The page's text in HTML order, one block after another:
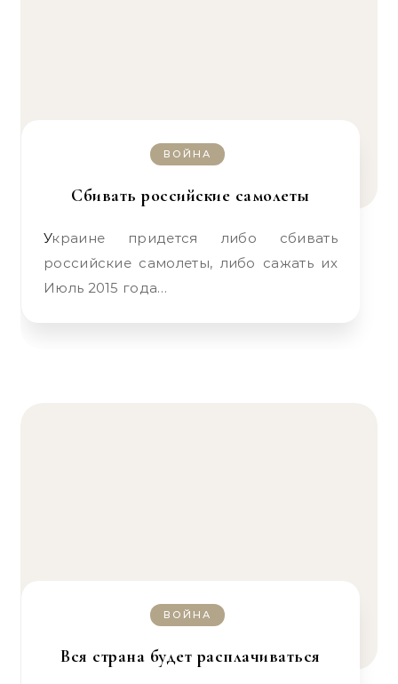
ВОЙНА
Сбивать российские самолеты
Украине придется либо сбивать
российские самолеты, либо сажать их
Июль 2015 года…
ВОЙНА
Вся страна будет расплачиваться